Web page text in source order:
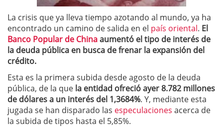
La crisis que ya lleva tiempo azotando al mundo, ya ha
encontrado un camino de salida en el país oriental. El
Banco Popular de Chinaaumentó el tipo de interés de
la deuda pública en busca de frenar la expansión del
crédito.
Esta es la primera subida desde agosto de la deuda
pública, de la que la entidad ofreció ayer 8.782 millones
de dólares a un interés del 1,3684%. Y, mediante esta
jugada se han disparado las especulaciones acerca de
la subida de tipos hasta el 5,85%.